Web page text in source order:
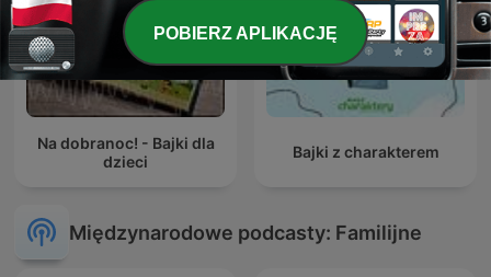
Na dobranoc! - Bajki dla
dzieci
Bajki z charakterem
Międzynarodowe podcasty: Familijne
POBIERZ APLIKACJĘ